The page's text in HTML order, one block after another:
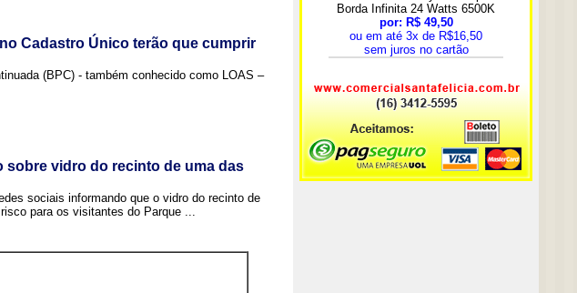
Cadastro Único terão que cumprir
(BPC) - também conhecido como LOAS –
sobre vidro do recinto de uma das
sociais informando que o vidro do recinto de
para os visitantes do Parque ...